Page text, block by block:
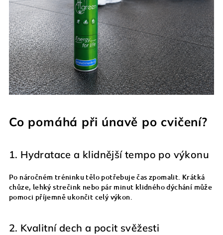
Co pomáhá při únavě po cvičení?
1. Hydratace a klidnější tempo po výkonu
Po náročném tréninku tělo potřebuje čas zpomalit. Krátká
chůze, lehký strečink nebo pár minut klidného dýchání může
pomoci příjemně ukončit celý výkon.
2. Kvalitní dech a pocit svěžesti